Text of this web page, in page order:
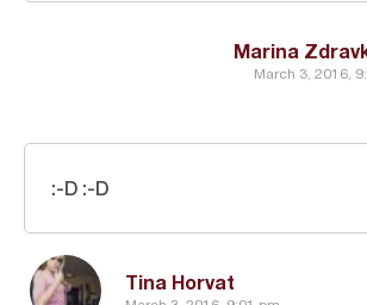
Marina
March 3, 2016,
Tina Horvat
:-D :-D